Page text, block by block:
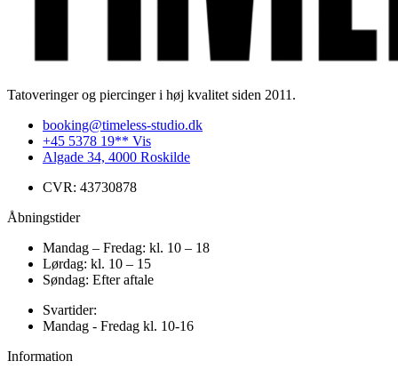
Tatoveringer og piercinger i høj kvalitet siden 2011.
booking@timeless-studio.dk
+45 5378 19** Vis
Algade 34, 4000 Roskilde
CVR: 43730878
Åbningstider
Mandag – Fredag: kl. 10 – 18
Lørdag: kl. 10 – 15
Søndag: Efter aftale
Svartider:
Mandag - Fredag kl. 10-16
Information